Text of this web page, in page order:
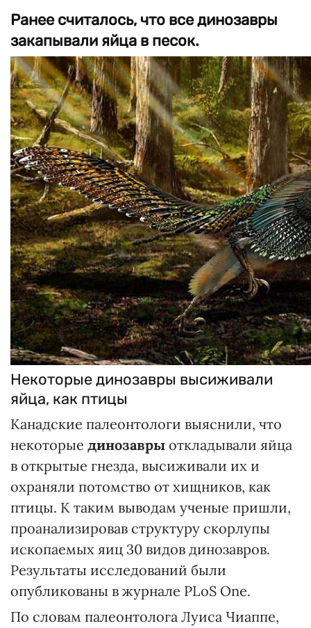
Ранее считалось, что все динозавры
закапывали яйца в песок.
Некоторые динозавры высиживали
яйца, как птицы
Канадские палеонтологи выяснили, что
некоторые динозавры откладывали яйца
в открытые гнезда, высиживали их и
охраняли потомство от хищников, как
птицы. К таким выводам ученые пришли,
проанализировав структуру скорлупы
ископаемых яиц 30 видов динозавров.
Результаты исследований были
опубликованы в журнале PLoS One.
По словам палеонтолога Луиса Чиаппе,